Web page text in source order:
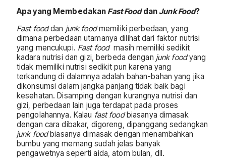
Apa yang Membedakan Fast FooddanJunk Food?
Fast fooddan junk foodmemiliki perbedaan, yang
dimana perbedaan utamanya dilihat dari faktor nutrisi
yang mencukupi. Fast foodmasih memiliki sedikit
kadara nutrisi dan gizi, berbeda dengan junk foodyang
tidak memiliki nutrisi sedikit pun karena yang
terkandung di dalamnya adalah bahan-bahan yang jika
dikonsumsi dalam jangka panjang tidak baik bagi
kesehatan. Disamping dengan kurangnya nutrisi dan
gizi, perbedaan lain juga terdapat pada proses
pengolahannya. Kalau fast foodbiasanya dimasak
dengan cara dibakar, digoreng, dipanggang sedangkan
junk foodbiasanya dimasak dengan menambahkan
bumbu yang memang sudah jelas banyak
pengawetnya seperti aida, atom bulan, dll.